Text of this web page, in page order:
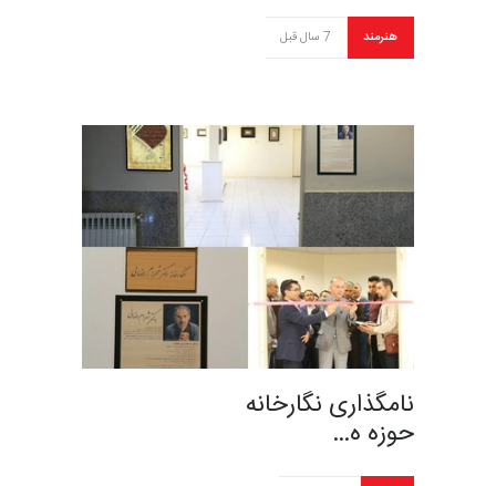
هنرمند 7 سال قبل
نامگذاری نگارخانه
حوزه ه…